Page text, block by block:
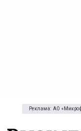
Реклама: АО